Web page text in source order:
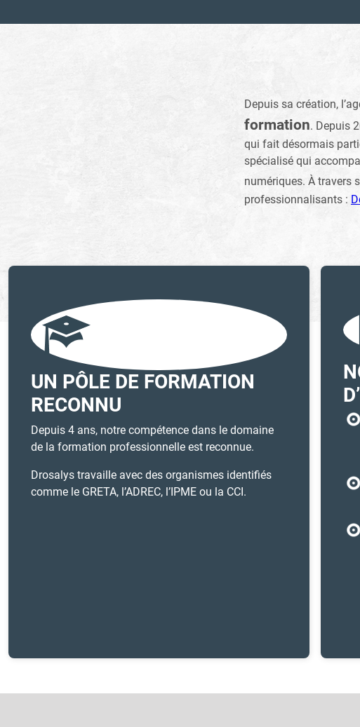
Depuis sa création,
formation. Depuis
qui fait désormais
spécialisé qui
numériques. À travers
professionnalisants :
UN PÔLE DE FORMATION
RECONNU
Depuis 4 ans, notre compétence dans le domaine
de la formation professionnelle est reconnue.
Drosalys travaille avec des organismes identifiés
comme le GRETA, l’ADREC, l’IPME ou la CCI.